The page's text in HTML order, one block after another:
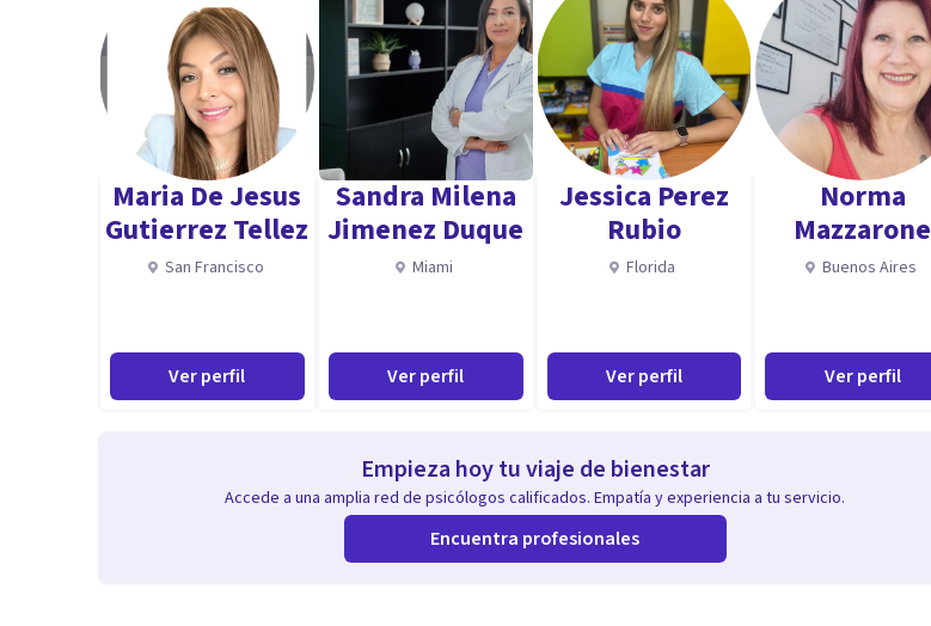
Maria De Jesus
Gutierrez Tellez
San Francisco
Ver perfil
Sandra Milena
Jimenez Duque
Miami
Ver perfil
Jessica Perez
Rubio
Florida
Ver perfil
Norma
Mazzarone
Buenos Aires
Ver perfil
Empieza hoy tu viaje de bienestar
Accede a una amplia red de psicólogos calificados. Empatía y experiencia a tu servicio.
Encuentra profesionales